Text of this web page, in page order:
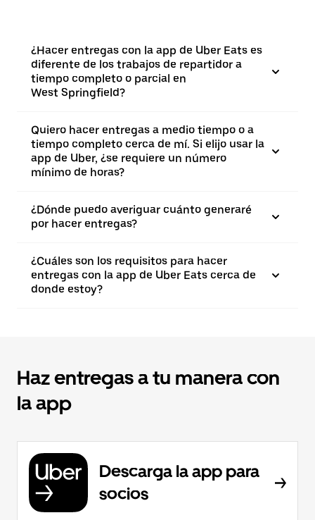
¿Hacer entregas con la app de Uber Eats es
diferente de los trabajos de repartidor a
tiempo completo o parcial en
West Springfield?
Quiero hacer entregas a medio tiempo o a
tiempo completo cerca de mí. Si elijo usar la
app de Uber, ¿se requiere un número
mínimo de horas?
¿Dónde puedo averiguar cuánto generaré
por hacer entregas?
¿Cuáles son los requisitos para hacer
entregas con la app de Uber Eats cerca de
donde estoy?
Haz entregas a tu manera con
la app
Descarga la app para
socios